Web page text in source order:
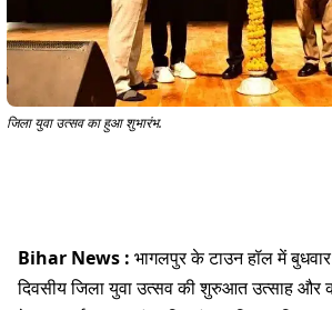
जिला युवा उत्सव का हुआ शुभारंभ.
Bihar News : भागलपुर के टाउन हॉल में
दिवसीय जिला युवा उत्सव की शुरुआत उत्साह